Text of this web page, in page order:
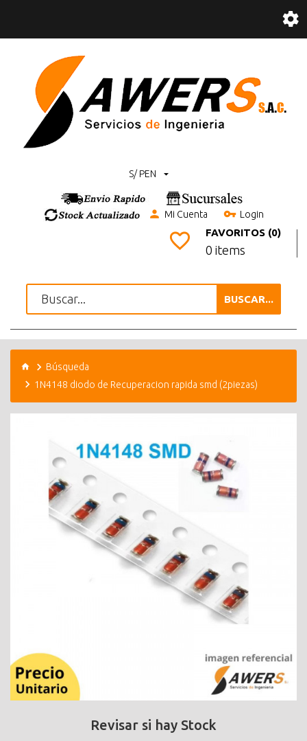
S/ PEN
Mi Cuenta Login
FAVORITOS (0)
0 items
BUSCAR...
Búsqueda
1N4148 diodo de Recuperacion rapida smd (2piezas)
Revisar si hay Stock